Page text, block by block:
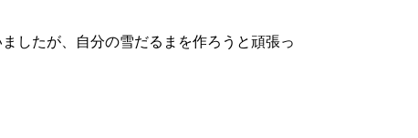
したが、自分の雪だるまを作ろうと頑張っ